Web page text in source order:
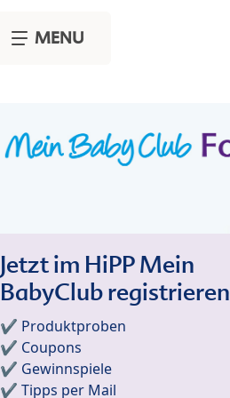
MENU
Jetzt im HiPP Mein
BabyClub registrieren
✔️ Produktproben
✔️ Coupons
✔️ Gewinnspiele
✔️ Tipps per Mail